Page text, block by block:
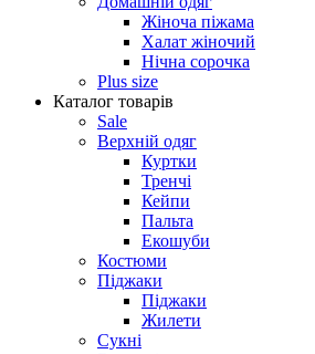
Жіноча піжама
Халат жіночий
Нічна сорочка
Plus size
Каталог товарів
Sale
Верхній одяг
Куртки
Тренчі
Кейпи
Пальта
Екошуби
Костюми
Піджаки
Піджаки
Жилети
Сукні